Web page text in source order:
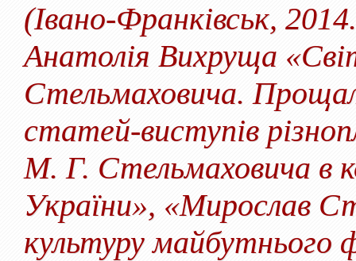
(Івано-Франківськ,
Анатолія Вихруща
Стельмаховича.
статей-виступів
М. Г. Стельмаховича в
України», «Мирослав
культуру майбутнього